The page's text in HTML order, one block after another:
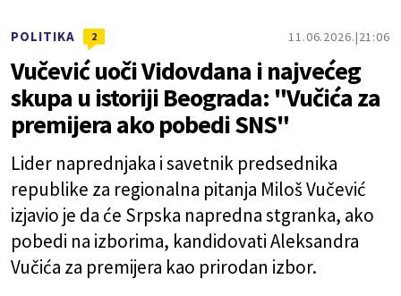
POLITIKA 2 11.06.2026. 21:06
Vučević uoči Vidovdana i najvećeg
skupa u istoriji Beograda: "Vučića za
premijera ako pobedi SNS"
Lider naprednjaka i savetnik predsednika
republike za regionalna pitanja Miloš Vučević
izjavio je da će Srpska napredna stgranka, ako
pobedi na izborima, kandidovati Aleksandra
Vučića za premijera kao prirodan izbor.